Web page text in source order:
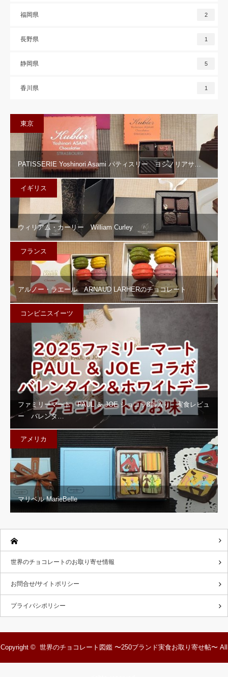
福岡県 2
長野県 1
静岡県 5
香川県 1
東京
PATISSERIE Yoshinori Asami パティスリー ヨシノリアサ…
イギリス
ウィリアム・カーリー William Curley
フランス
アルノー・ラエール ARNAUD LARHERのチョコレート
コンビニスイーツ
ファミリーマート PAUL ＆ JOE ショコラ8個入り 実食レビュ
ー バレンタ…
アメリカ
マリベル MarieBelle
世界のチョコレートのお取り寄せ情報
お問合せ/サイトポリシー
プライバシポリシー
Copyright © 世界のチョコレート図鑑 〜250ブランド実食お取り寄せ帖〜 All